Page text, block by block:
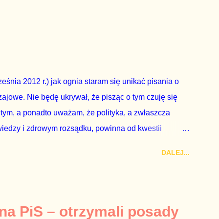
ani partie opozycyjne. Jeśli w siedzibie PiS
z wolą Dudy, obowiązkiem każdego przyzwoitego
demokraty jest takie referendum zbojkotować. W
2012 r.) jak ognia staram się unikać pisania o
Nie będę ukrywał, że pisząc o tym czuję się
a ponadto uważam, że polityka, a zwłaszcza
i zdrowym rozsądku, powinna od kwestii
całego państwa. Zastrzeżenie „jeśli są
DALEJ...
PiS – otrzymali posady